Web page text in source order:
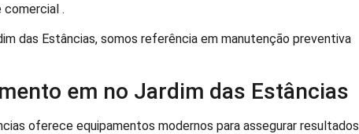
.
das Estâncias, somos referência em manutenção preventiva
em no Jardim das Estâncias
oferece equipamentos modernos para assegurar resultados